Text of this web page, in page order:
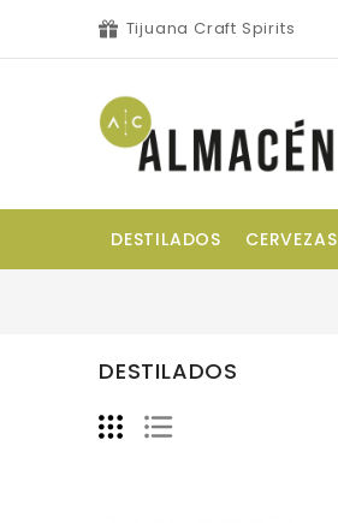
Tijuana Craft Spirits
DESTILADOS CERVEZAS
DESTILADOS